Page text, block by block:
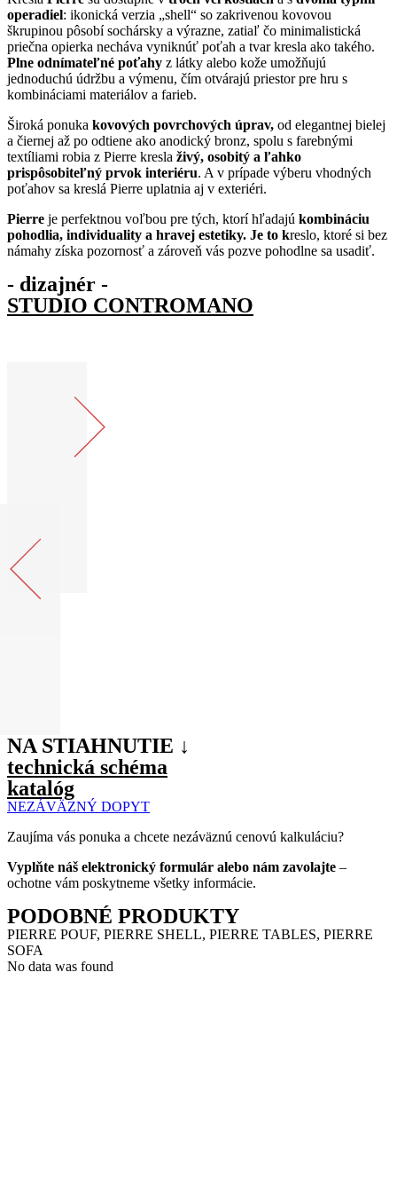
operadiel: ikonická verzia „shell“ so zakrivenou kovovou
škrupinou pôsobí sochársky a výrazne, zatiaľ čo minimalistická
priečna opierka necháva vyniknúť poťah a tvar kresla ako takého.
Plne odnímateľné poťahy z látky alebo kože umožňujú
jednoduchú údržbu a výmenu, čím otvárajú priestor pre hru s
kombináciami materiálov a farieb.
Široká ponuka kovových povrchových úprav, od elegantnej bielej
a čiernej až po odtiene ako anodický bronz, spolu s farebnými
textíliami robia z Pierre kresla živý, osobitý a ľahko
prispôsobiteľný prvok interiéru. A v prípade výberu vhodných
poťahov sa kreslá Pierre uplatnia aj v exteriéri.
Pierre je perfektnou voľbou pre tých, ktorí hľadajú kombináciu
pohodlia, individuality a hravej estetiky. Je to kreslo, ktoré si bez
námahy získa pozornosť a zároveň vás pozve pohodlne sa usadiť.
- dizajnér -
STUDIO CONTROMANO
NA STIAHNUTIE ↓
technická schéma
katalóg
NEZÁVÄZNÝ DOPYT
Zaujíma vás ponuka a chcete nezáväznú cenovú kalkuláciu?
Vyplňte náš elektronický formulár alebo nám zavolajte –
ochotne vám poskytneme všetky informácie.
PODOBNÉ PRODUKTY
PIERRE POUF, PIERRE SHELL, PIERRE TABLES, PIERRE
SOFA
No data was found